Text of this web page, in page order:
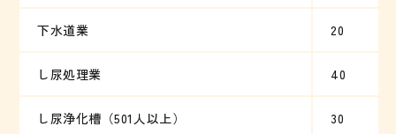
下水道業 20
し尿処理業 40
し尿浄化槽（501人以上） 30